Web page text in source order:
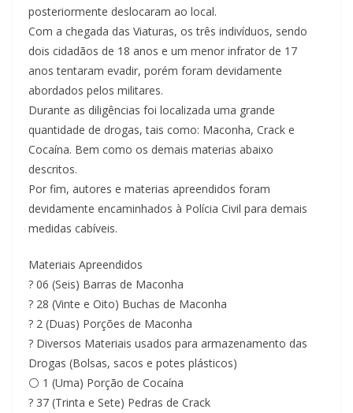
posteriormente deslocaram ao local.
Com a chegada das Viaturas, os três indivíduos, sendo
dois cidadãos de 18 anos e um menor infrator de 17
anos tentaram evadir, porém foram devidamente
abordados pelos militares.
Durante as diligências foi localizada uma grande
quantidade de drogas, tais como: Maconha, Crack e
Cocaína. Bem como os demais materias abaixo
descritos.
Por fim, autores e materias apreendidos foram
devidamente encaminhados à Polícia Civil para demais
medidas cabíveis.
Materiais Apreendidos
? 06 (Seis) Barras de Maconha
? 28 (Vinte e Oito) Buchas de Maconha
? 2 (Duas) Porções de Maconha
? Diversos Materiais usados para armazenamento das
Drogas (Bolsas, sacos e potes plásticos)
⚪ 1 (Uma) Porção de Cocaína
? 37 (Trinta e Sete) Pedras de Crack